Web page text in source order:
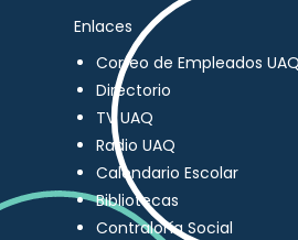
Enlaces
Correo de Empleados UAQ
Directorio
TV UAQ
Radio UAQ
Calendario Escolar
Bibliotecas
Contraloría Social